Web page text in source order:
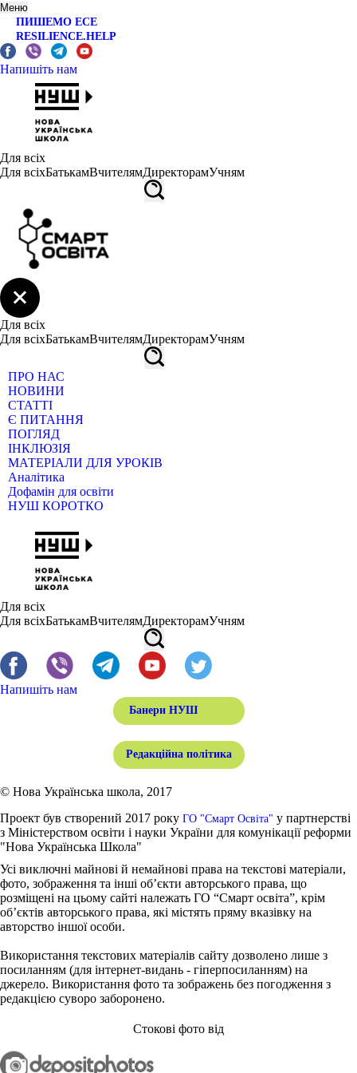
Меню
ПИШЕМО ЕСЕ
RESILIENCE.HELP
Напишіть нам
Для всіх
Для всіхБатькамВчителямДиректорамУчням
Для всіх
Для всіхБатькамВчителямДиректорамУчням
ПРО НАС
НОВИНИ
СТАТТІ
Є ПИТАННЯ
ПОГЛЯД
ІНКЛЮЗІЯ
МАТЕРІАЛИ ДЛЯ УРОКІВ
Аналітика
Дофамін для освіти
НУШ КОРОТКО
Для всіх
Для всіхБатькамВчителямДиректорамУчням
Напишіть нам
Банери НУШ
Редакційна політика
© Нова Українська школа, 2017
Проект був створений 2017 року ГО "Смарт Освіта" у партнерстві
з Міністерством освіти і науки України для комунікації реформи
"Нова Українська Школа"
Усі виключні майнові й немайнові права на текстові матеріали,
фото, зображення та інші об’єкти авторського права, що
розміщені на цьому сайті належать ГО “Смарт освіта”, крім
об’єктів авторського права, які містять пряму вказівку на
авторство іншої особи.
Використання текстових матеріалів сайту дозволено лише з
посиланням (для інтернет-видань - гіперпосиланням) на
джерело. Використання фото та зображень без погодження з
редакцією суворо заборонено.
Стокові фото від